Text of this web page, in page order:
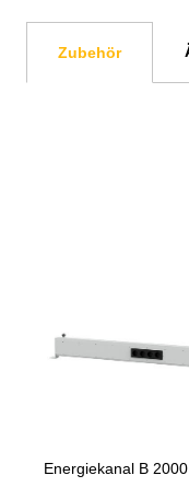
Zubehör